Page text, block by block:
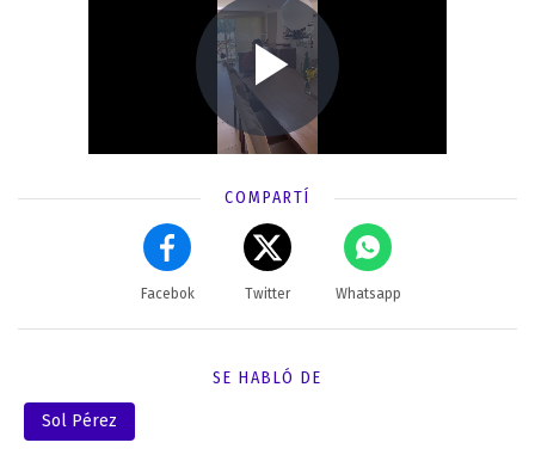
COMPARTÍ
Facebok Twitter Whatsapp
SE HABLÓ DE
Sol Pérez